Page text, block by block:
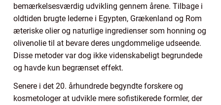
bemærkelsesværdig udvikling gennem årene. Tilbage i
oldtiden brugte lederne i Egypten, Grækenland og Rom
æteriske olier og naturlige ingredienser som honning og
olivenolie til at bevare deres ungdommelige udseende.
Disse metoder var dog ikke videnskabeligt begrundede
og havde kun begrænset effekt.
Senere i det 20. århundrede begyndte forskere og
kosmetologer at udvikle mere sofistikerede formler, der